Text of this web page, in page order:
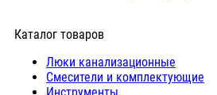
Каталог товаров
Люки канализационные
Cмесители и комплектующие